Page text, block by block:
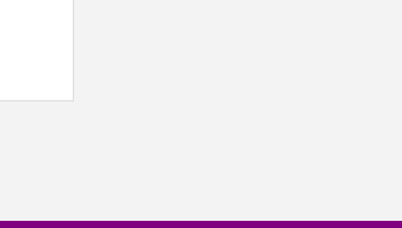
最